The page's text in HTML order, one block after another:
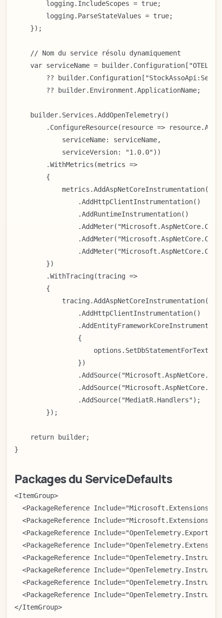
        logging.IncludeScopes = true;
        logging.ParseStateValues = true;
    });
    // Nom du service résolu dynamiquement
var serviceName =
??
        ?? builder.Environment.ApplicationName;
    builder.Services.AddOpenTelemetry()
.ConfigureResource(resource =>
            serviceName: serviceName,
            serviceVersion: "1.0.0"))
        .WithMetrics(metrics =>
        {
            metrics.AddAspNetCoreInstrumentation()
                .AddHttpClientInstrumentation()
                .AddRuntimeInstrumentation()
        })
        .WithTracing(tracing =>
        {
            tracing.AddAspNetCoreInstrumentation()
                .AddHttpClientInstrumentation()
                {
options.SetDbStatementForText =
                })
                .AddSource("MediatR.Handlers");
        });
    return builder;
}
Packages du ServiceDefaults
<ItemGroup>
<PackageReference
<PackageReference
<PackageReference
<PackageReference
<PackageReference
<PackageReference
<PackageReference
<PackageReference
</ItemGroup>